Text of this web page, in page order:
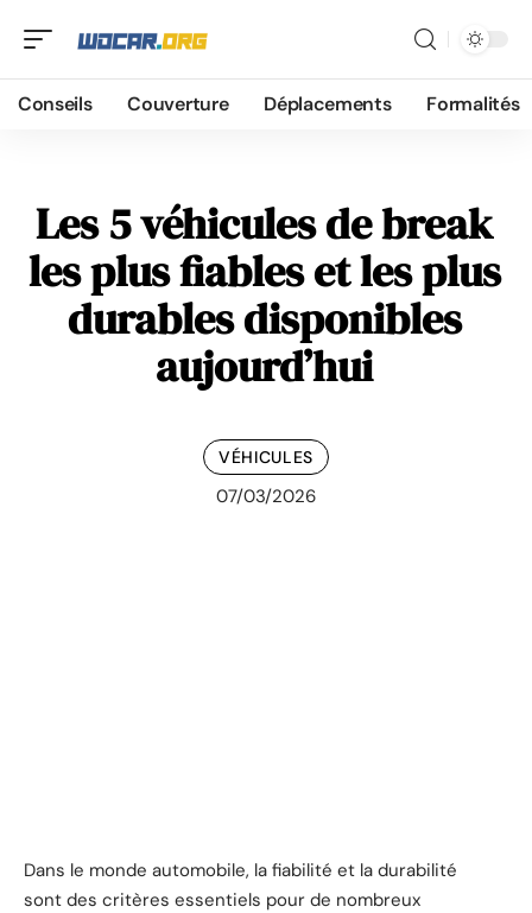
Conseils Couverture Déplacements Formalités
Les 5 véhicules de break
les plus fiables et les plus
durables disponibles
aujourd’hui
VÉHICULES
07/03/2026
Dans le monde automobile, la fiabilité et la durabilité
sont des critères essentiels pour de nombreux